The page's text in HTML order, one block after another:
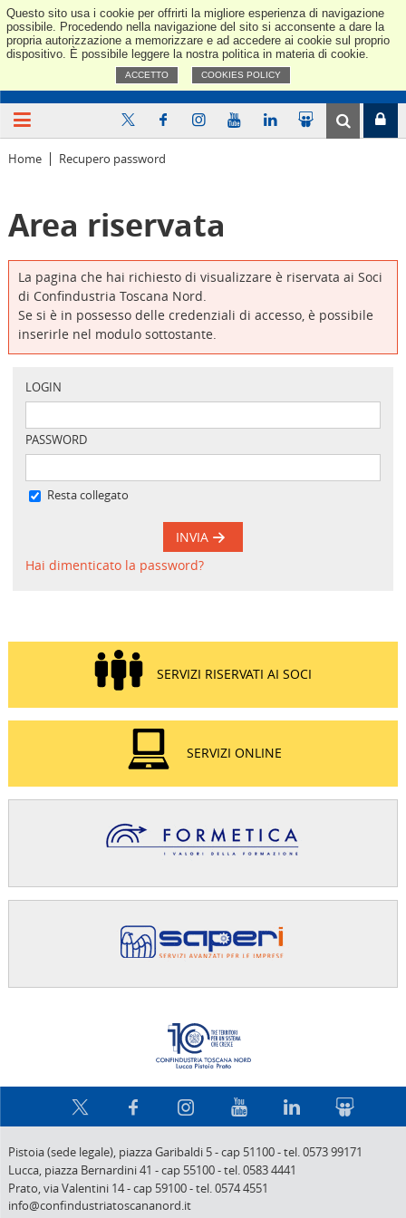
Questo sito usa i cookie per offrirti la migliore esperienza di navigazione
possibile. Procedendo nella navigazione del sito si acconsente a dare la
propria autorizzazione a memorizzare e ad accedere ai cookie sul proprio
dispositivo. È possibile leggere la nostra politica in materia di cookie.
ACCETTO COOKIES POLICY
Home Recupero password
Area riservata
La pagina che hai richiesto di visualizzare è riservata ai Soci
di Confindustria Toscana Nord.
Se si è in possesso delle credenziali di accesso, è possibile
inserirle nel modulo sottostante.
LOGIN
PASSWORD
Resta collegato
INVIA
Hai dimenticato la password?
SERVIZI RISERVATI AI SOCI
SERVIZI ONLINE
Pistoia (sede legale), piazza Garibaldi 5-cap 51100-tel. 0573 99171
Lucca, piazza Bernardini 41 -cap 55100-tel. 0583 4441
Prato,via Valentini 14-cap 59100-tel. 0574 4551
info@confindustriatoscananord.it